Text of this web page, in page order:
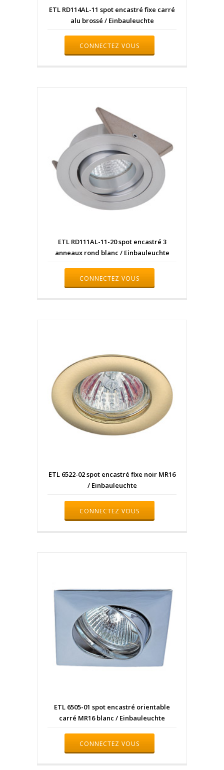
ETL RD114AL-11 spot encastré fixe carré
alu brossé / Einbauleuchte
CONNECTEZ VOUS
ETL RD111AL-11-20 spot encastré 3
anneaux rond blanc / Einbauleuchte
CONNECTEZ VOUS
ETL 6522-02 spot encastré fixe noir MR16
/ Einbauleuchte
CONNECTEZ VOUS
ETL 6505-01 spot encastré orientable
carré MR16 blanc / Einbauleuchte
CONNECTEZ VOUS